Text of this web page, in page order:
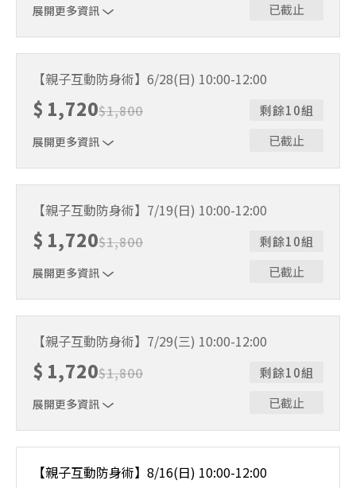
展開更多資訊
已截止
【親子互動防身術】6/28(日) 10:00-12:00
$ 1,720$1,800
展開更多資訊
剩餘10組
已截止
【親子互動防身術】7/19(日) 10:00-12:00
$ 1,720$1,800
展開更多資訊
剩餘10組
已截止
【親子互動防身術】7/29(三) 10:00-12:00
$ 1,720$1,800
展開更多資訊
剩餘10組
已截止
【親子互動防身術】8/16(日) 10:00-12:00